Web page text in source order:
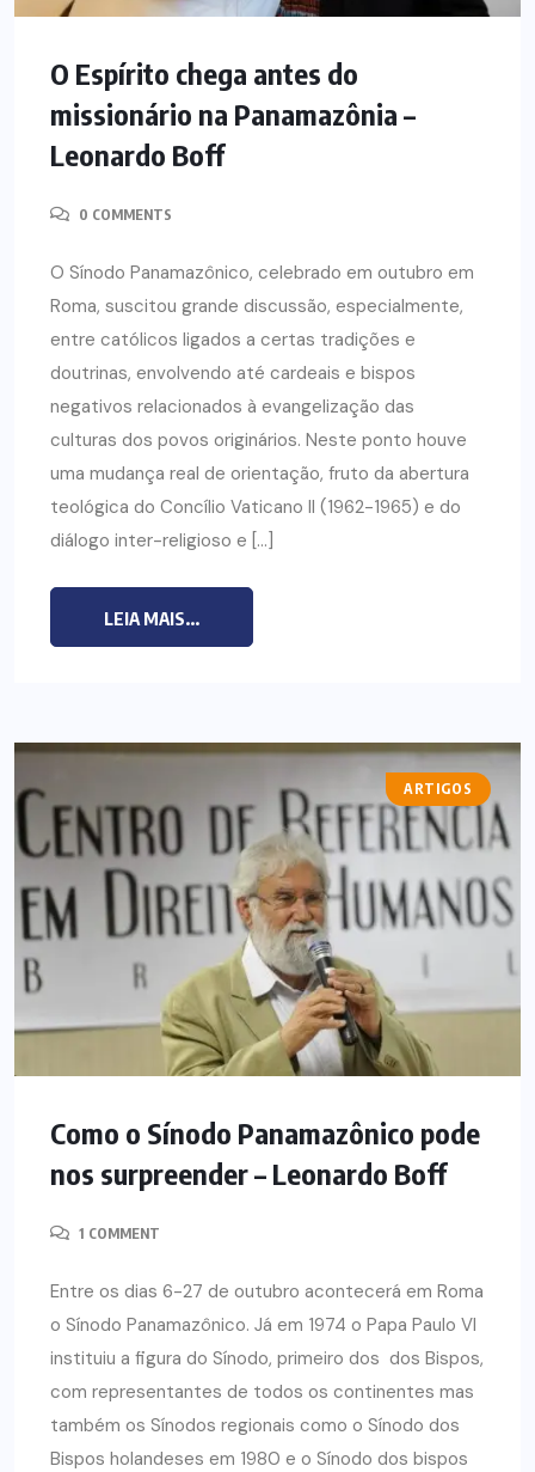
O Espírito chega antes do
missionário na Panamazônia –
Leonardo Boff
0 COMMENTS
O Sínodo Panamazônico, celebrado em outubro em
Roma, suscitou grande discussão, especialmente,
entre católicos ligados a certas tradições e
doutrinas, envolvendo até cardeais e bispos
negativos relacionados à evangelização das
culturas dos povos originários. Neste ponto houve
uma mudança real de orientação, fruto da abertura
teológica do Concílio Vaticano II (1962-1965) e do
diálogo inter-religioso e […]
LEIA MAIS...
ARTIGOS
Como o Sínodo Panamazônico pode
nos surpreender – Leonardo Boff
1 COMMENT
Entre os dias 6-27 de outubro acontecerá em Roma
o Sínodo Panamazônico. Já em 1974 o Papa Paulo VI
instituiu a figura do Sínodo, primeiro dos dos Bispos,
com representantes de todos os continentes mas
também os Sínodos regionais como o Sínodo dos
Bispos holandeses em 1980 e o Sínodo dos bispos